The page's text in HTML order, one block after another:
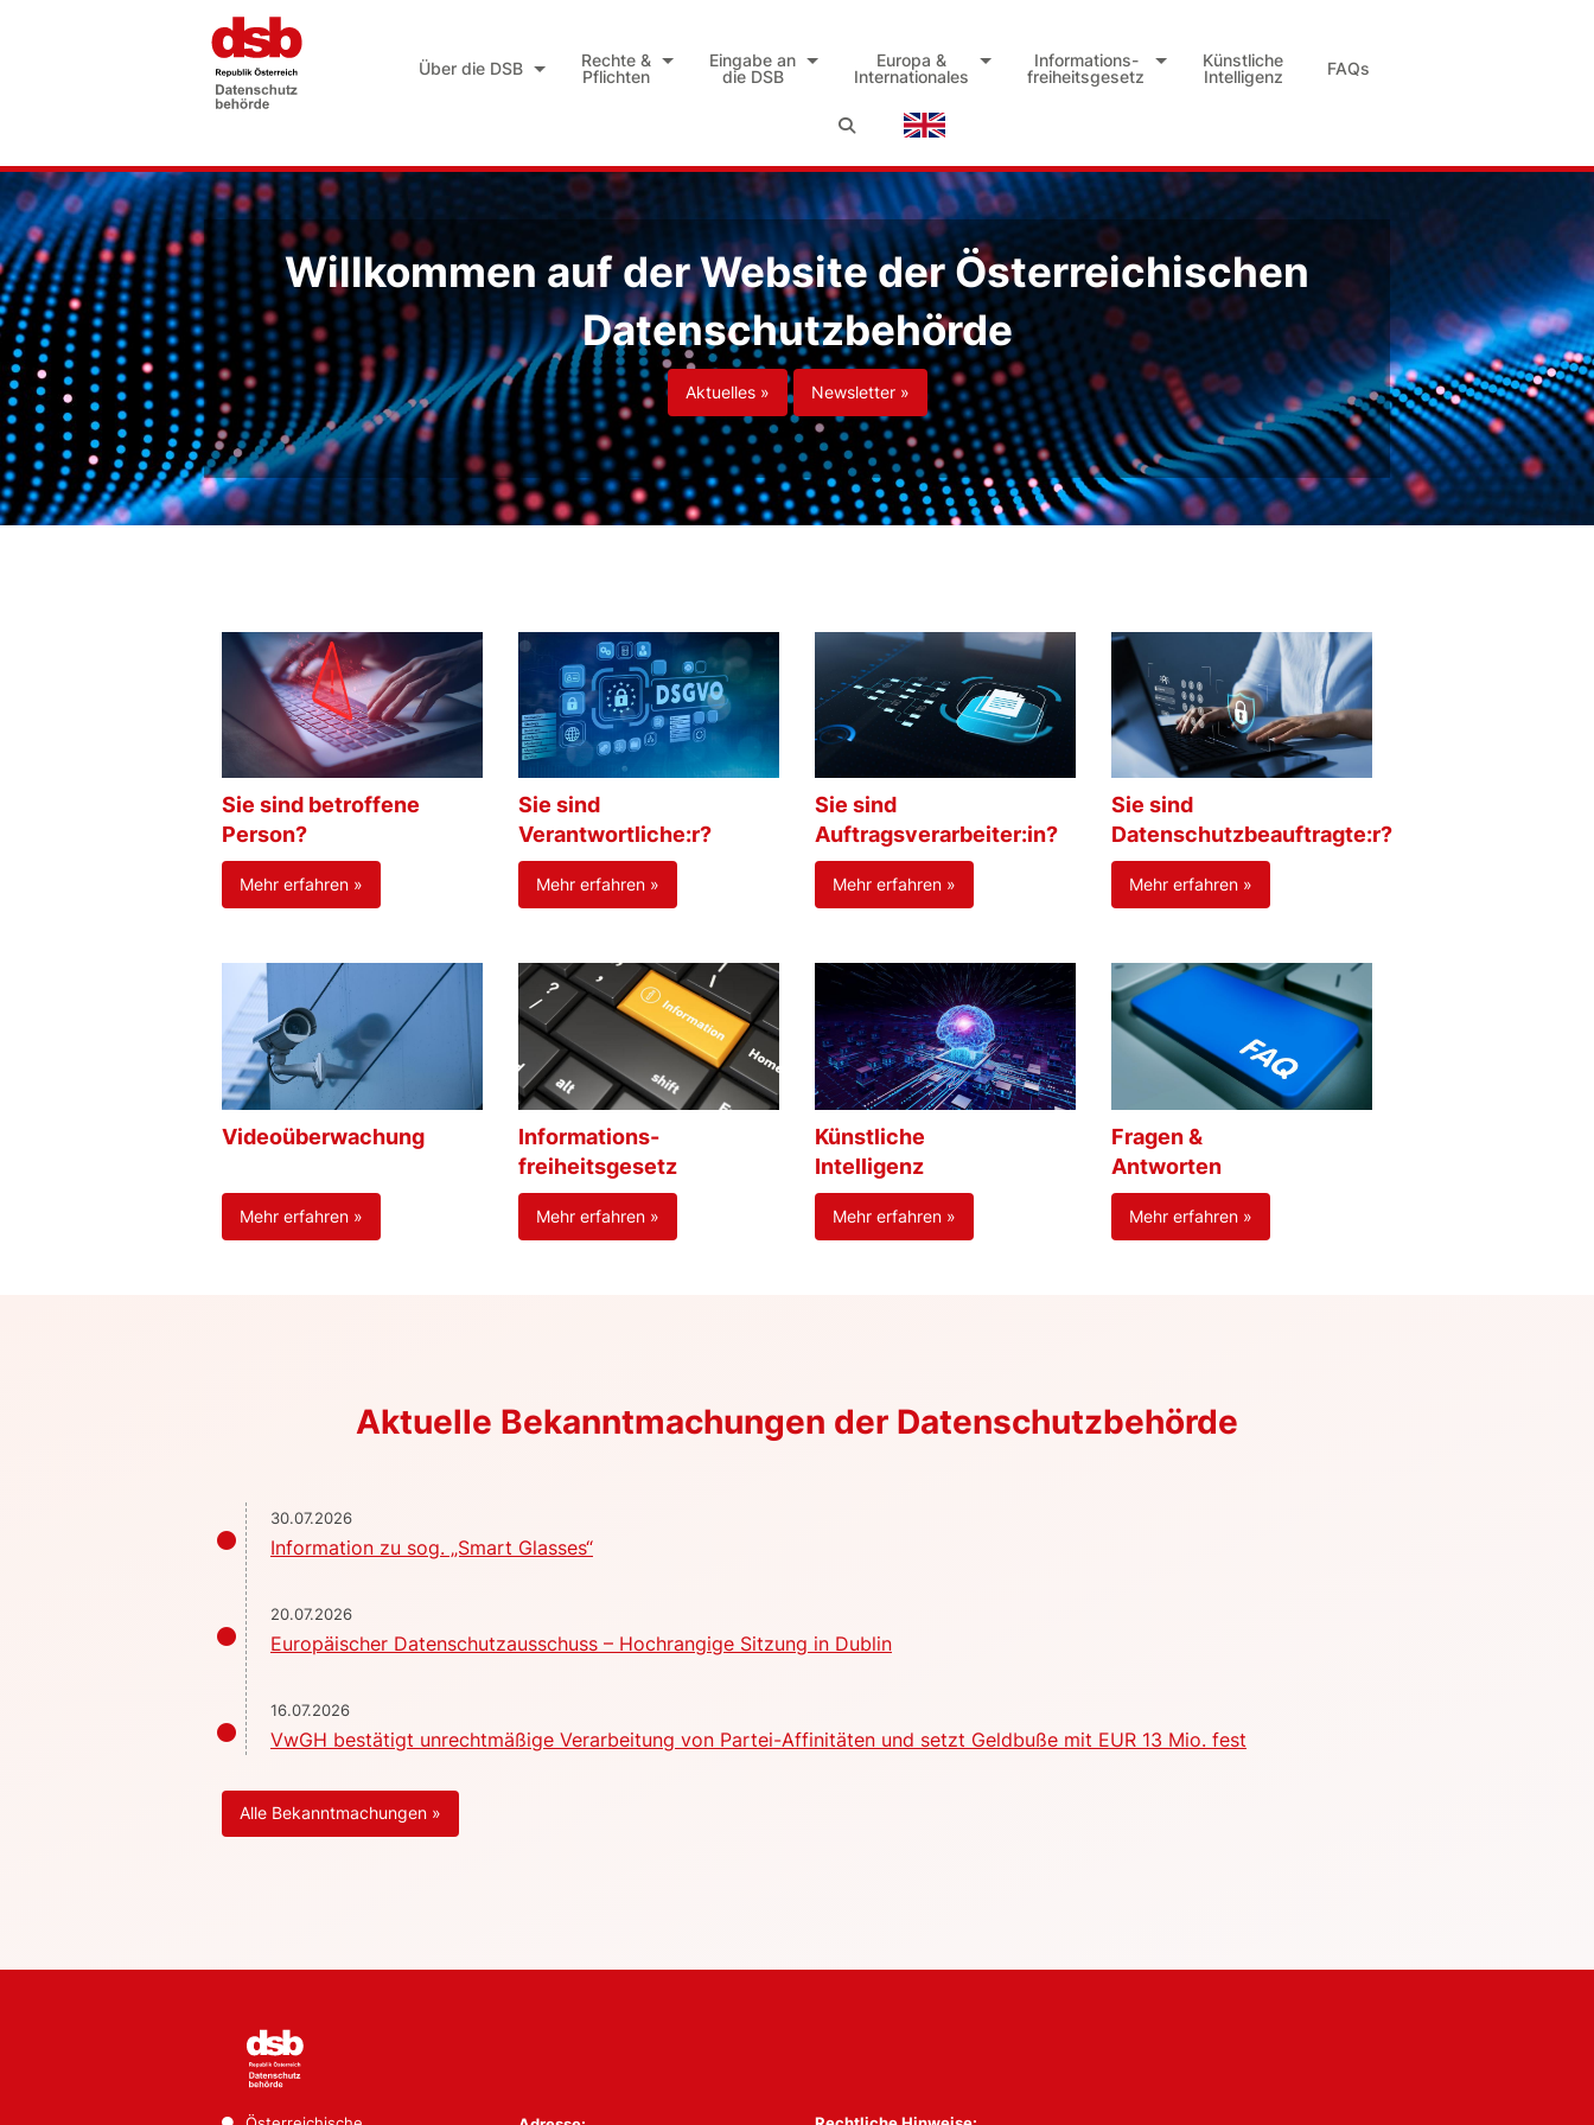
Über die DSB
Rechte &
Pflichten
Eingabe an
die DSB
Europa &
Internationales
Informations-
freiheitsgesetz
Künstliche
Intelligenz
FAQs
Willkommen auf der Website der Österreichischen
Datenschutzbehörde
Aktuelles » Newsletter »
Sie sind betroffene
Person?
Mehr erfahren »
Sie sind
Verantwortliche:r?
Mehr erfahren »
Sie sind
Auftragsverarbeiter:in?
Mehr erfahren »
Sie sind
Datenschutzbeauftragte:r?
Mehr erfahren »
Videoüberwachung
Mehr erfahren »
Informations-
freiheitsgesetz
Mehr erfahren »
Künstliche
Intelligenz
Mehr erfahren »
Fragen &
Antworten
Mehr erfahren »
Aktuelle Bekanntmachungen der Datenschutzbehörde
30.07.2026
Information zu sog. „Smart Glasses“
20.07.2026
Europäischer Datenschutzausschuss – Hochrangige Sitzung in Dublin
16.07.2026
VwGH bestätigt unrechtmäßige Verarbeitung von Partei-Affinitäten und setzt Geldbuße mit EUR 13 Mio. fest
Alle Bekanntmachungen »